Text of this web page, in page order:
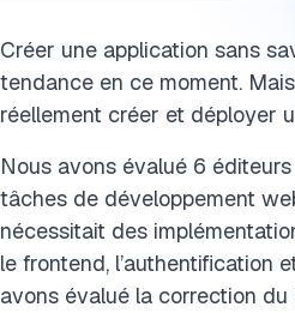
Créer une application sans
tendance en ce moment.
réellement créer et déployer
Nous avons évalué 6
tâches de développement
nécessitait des
le frontend, l’authentification
avons évalué la correction du